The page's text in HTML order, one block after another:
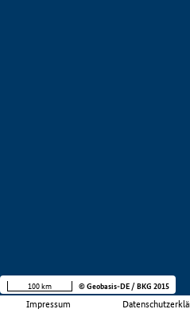
Impressum
100 km © Geobasis-DE / BKG 2015